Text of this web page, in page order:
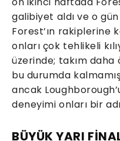
galibiyet aldı ve o
Forest’ın rakiplerine
onları çok tehlikeli
üzerinde; takım
bu durumda
ancak
deneyimi onları bir
BÜYÜK YARI